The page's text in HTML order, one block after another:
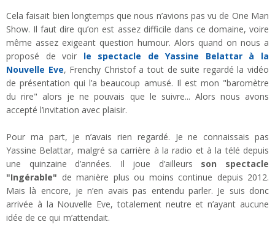
Cela faisait bien longtemps que nous n’avions pas vu de One Man
Show. Il faut dire qu’on est assez difficile dans ce domaine, voire
même assez exigeant question humour. Alors quand on nous a
proposé de voir le spectacle de Yassine Belattar à la
Nouvelle Eve, Frenchy Christof a tout de suite regardé la vidéo
de présentation qui l’a beaucoup amusé. Il est mon "baromètre
du rire" alors je ne pouvais que le suivre... Alors nous avons
accepté l’invitation avec plaisir.
Pour ma part, je n’avais rien regardé. Je ne connaissais pas
Yassine Belattar, malgré sa carrière à la radio et à la télé depuis
une quinzaine d’années. Il joue d’ailleurs son spectacle
"Ingérable" de manière plus ou moins continue depuis 2012.
Mais là encore, je n’en avais pas entendu parler. Je suis donc
arrivée à la Nouvelle Eve, totalement neutre et n’ayant aucune
idée de ce qui m’attendait.